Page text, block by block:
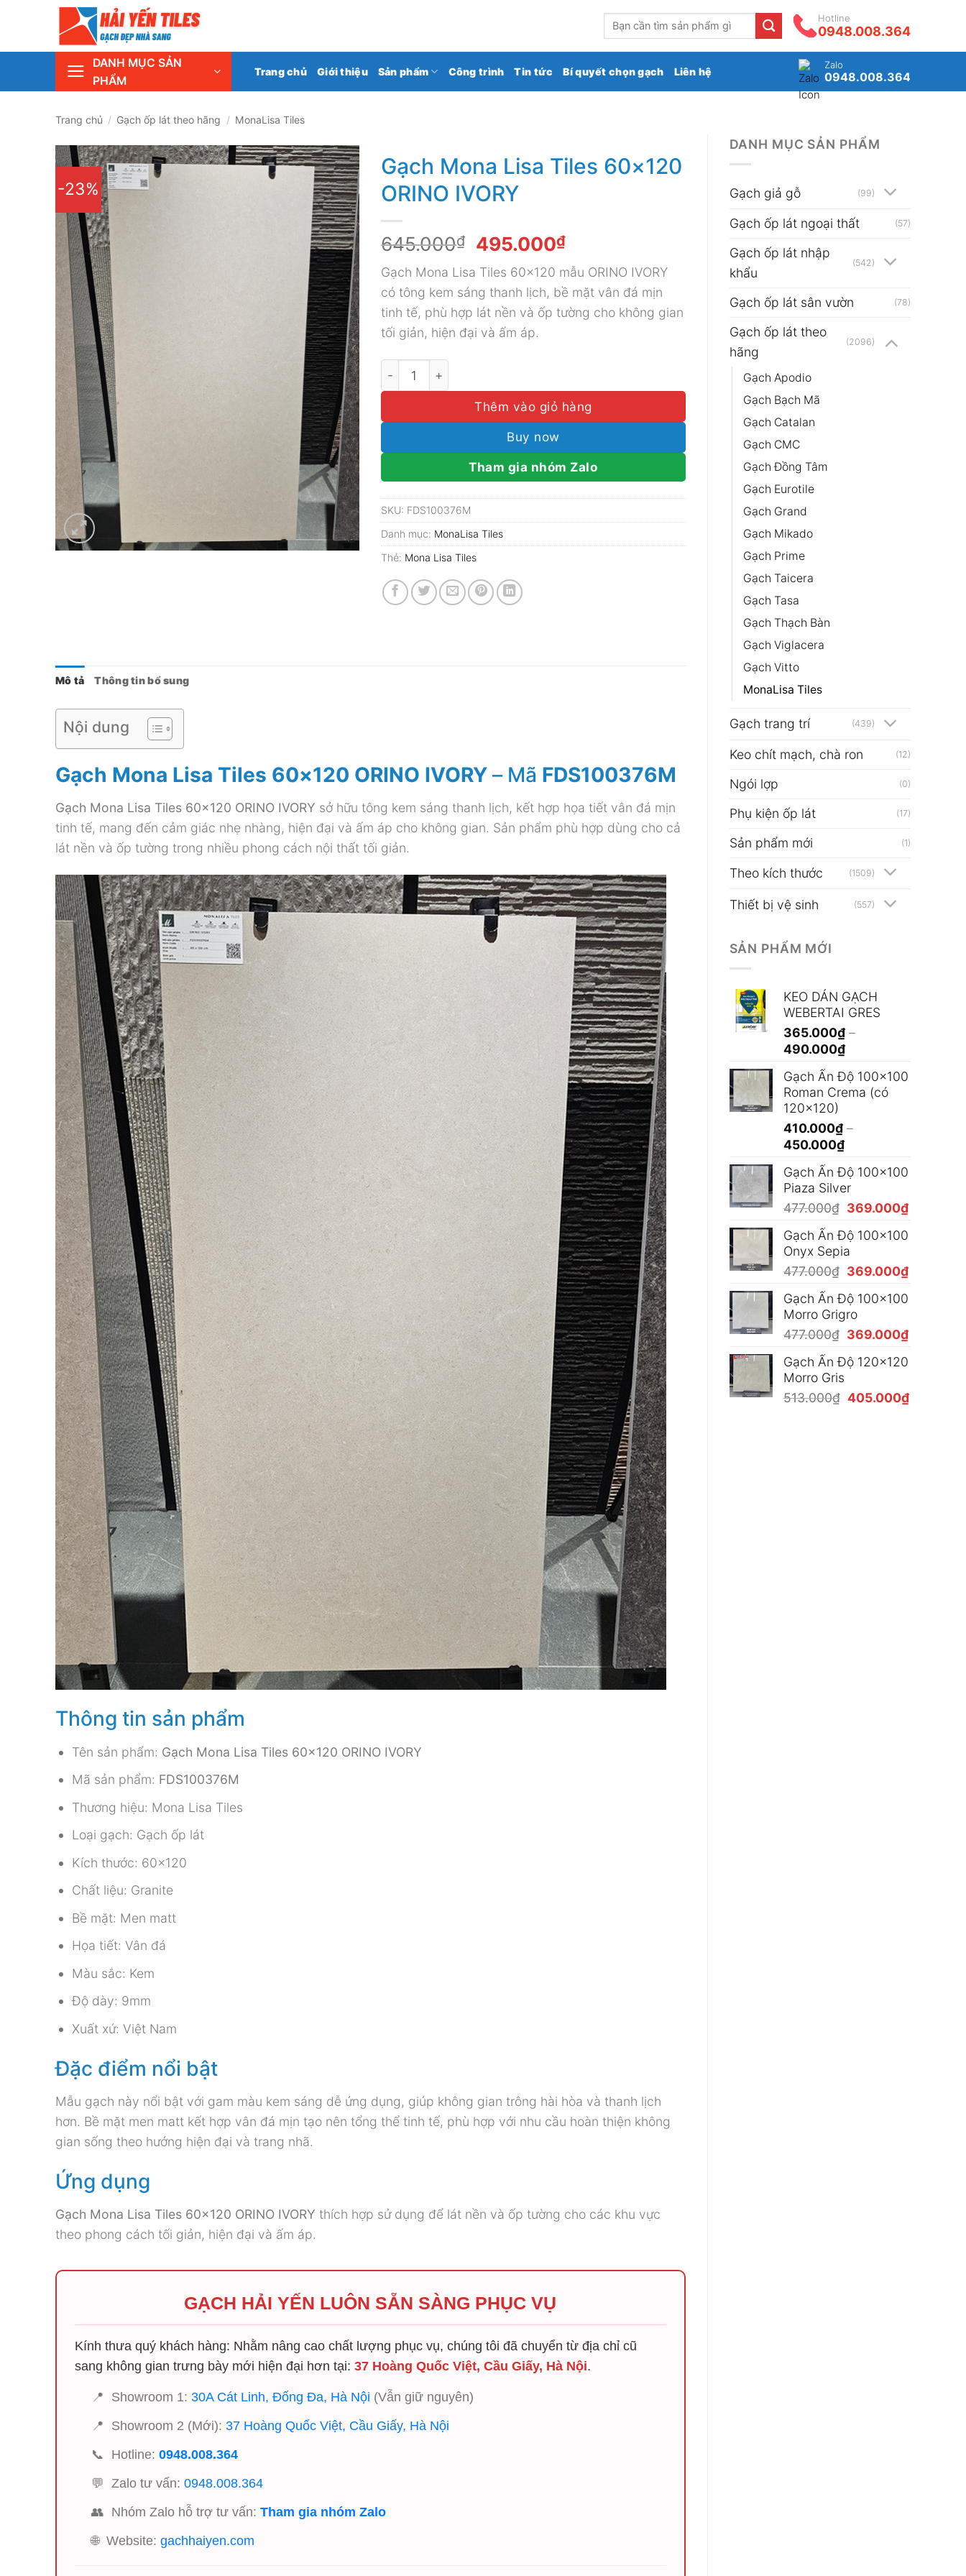
content
Tìm
kiếm:
Hotline
0948.008.364
DANH MỤC SẢN
PHẨM
Trang chủ Giới thiệu Sản phẩm Công trình Tin tức Bí quyết chọn gạch Liên hệ
Zalo
0948.008.364
Trang chủ / Gạch ốp lát theo hãng / MonaLisa Tiles
DANH MỤC SẢN PHẨM
Gạch giả gỗ (99)
Gạch ốp lát ngoại thất (57)
Gạch ốp lát nhập
khẩu
(542)
Gạch ốp lát sân vườn (78)
Gạch ốp lát theo
hãng
(2096)
Gạch Apodio
Gạch Bạch Mã
Gạch Catalan
Gạch CMC
Gạch Đồng Tâm
Gạch Eurotile
Gạch Grand
Gạch Mikado
Gạch Prime
Gạch Taicera
Gạch Tasa
Gạch Thạch Bàn
Gạch Viglacera
Gạch Vitto
MonaLisa Tiles
Gạch trang trí (439)
Keo chít mạch, chà ron (12)
Ngói lợp (0)
Phụ kiện ốp lát (17)
Sản phẩm mới (1)
Theo kích thước (1509)
Thiết bị vệ sinh (557)
SẢN PHẨM MỚI
KEO DÁN GẠCH
WEBERTAI GRES
365.000₫ –
490.000₫Khoảng
từ
365.000₫
490.000₫
Gạch Ấn Độ 100x100
Roman Crema (có
120x120)
410.000₫ –
450.000₫Khoảng
từ
410.000₫
đến
450.000₫
Gạch Ấn Độ 100x100
Piaza Silver
477.000₫ Giá
là:
477.000₫.
369.000₫Giá
tại
Gạch Ấn Độ 100x100
Onyx Sepia
477.000₫ Giá
là:
477.000₫.
369.000₫Giá
tại
Gạch Ấn Độ 100x100
Morro Grigro
477.000₫ Giá
là:
369.000₫Giá
tại
Gạch Ấn Độ 120x120
Morro Gris
513.000₫ Giá
405.000₫Giá
-23%
Gạch Mona Lisa Tiles 60×120
ORINO IVORY
645.000₫
Giá
gốc
là:
645.000₫.
495.000₫Giá
hiện
tại
là:
495.000₫.
Gạch Mona Lisa Tiles 60×120 mẫu ORINO IVORY
có tông kem sáng thanh lịch, bề mặt vân đá mịn
tinh tế, phù hợp lát nền và ốp tường cho không gian
tối giản, hiện đại và ấm áp.
Gạch Mona Lisa Tiles 60x120 ORINO IVORY số lượng
Thêm vào giỏ hàng
Buy now
Tham gia nhóm Zalo
SKU: FDS100376M
Danh mục: MonaLisa Tiles
Thẻ: Mona Lisa Tiles
Mô tả Thông tin bổ sung
Nội dung
Gạch Mona Lisa Tiles 60×120 ORINO IVORY – Mã FDS100376M
Gạch Mona Lisa Tiles 60×120 ORINO IVORY sở hữu tông kem sáng thanh lịch, kết hợp họa tiết vân đá mịn
tinh tế, mang đến cảm giác nhẹ nhàng, hiện đại và ấm áp cho không gian. Sản phẩm phù hợp dùng cho cả
lát nền và ốp tường trong nhiều phong cách nội thất tối giản.
Thông tin sản phẩm
Tên sản phẩm: Gạch Mona Lisa Tiles 60×120 ORINO IVORY
Mã sản phẩm: FDS100376M
Thương hiệu: Mona Lisa Tiles
Loại gạch: Gạch ốp lát
Kích thước: 60×120
Chất liệu: Granite
Bề mặt: Men matt
Họa tiết: Vân đá
Màu sắc: Kem
Độ dày: 9mm
Xuất xứ: Việt Nam
Đặc điểm nổi bật
Mẫu gạch này nổi bật với gam màu kem sáng dễ ứng dụng, giúp không gian trông hài hòa và thanh lịch
hơn. Bề mặt men matt kết hợp vân đá mịn tạo nên tổng thể tinh tế, phù hợp với nhu cầu hoàn thiện không
gian sống theo hướng hiện đại và trang nhã.
Ứng dụng
Gạch Mona Lisa Tiles 60×120 ORINO IVORY thích hợp sử dụng để lát nền và ốp tường cho các khu vực
theo phong cách tối giản, hiện đại và ấm áp.
GẠCH HẢI YẾN LUÔN SẴN SÀNG PHỤC VỤ
Kính thưa quý khách hàng: Nhằm nâng cao chất lượng phục vụ, chúng tôi đã chuyển từ địa chỉ cũ
sang không gian trưng bày mới hiện đại hơn tại: 37 Hoàng Quốc Việt, Cầu Giấy, Hà Nội.
📍 Showroom 1: 30A Cát Linh, Đống Đa, Hà Nội (Vẫn giữ nguyên)
📍
Showroom 2 (Mới): 37 Hoàng Quốc Việt, Cầu Giấy, Hà Nội
📞
Hotline: 0948.008.364
💬 Zalo tư vấn: 0948.008.364
👥 Nhóm Zalo hỗ trợ tư vấn: Tham gia nhóm Zalo
🌐 Website: gachhaiyen.com